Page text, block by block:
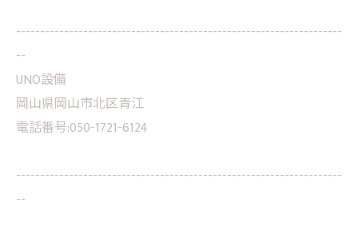
--------------------------------------------------------------------
--
UNO設備
岡山県岡山市北区青江
電話番号:050-1721-6124
--------------------------------------------------------------------
--